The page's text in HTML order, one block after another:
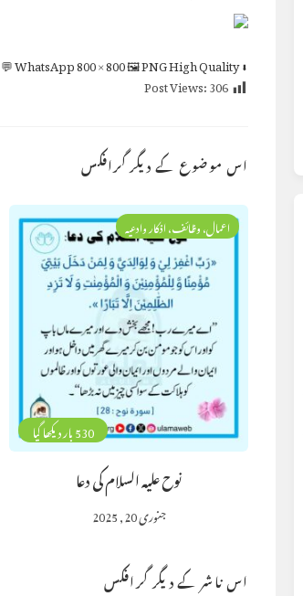
⬇ Original
💬 WhatsApp800 × 800🖼 PNGHigh Quality
Post Views:306
اس موضوع کے دیگر گرافکس
530 بار دیکھا گیا
اعمال، وظائف، اذکار وادعیہ
نوح علیہ السلام کی دعا
جنوری 20, 2025
اس ناشر کے دیگر گرافکس